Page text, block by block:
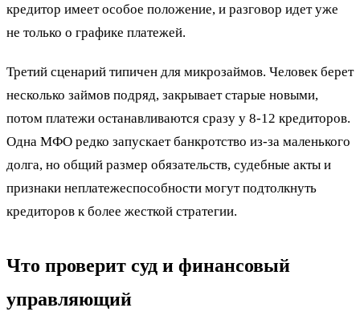
кредитор имеет особое положение, и разговор идет уже
не только о графике платежей.
Третий сценарий типичен для микрозаймов. Человек берет
несколько займов подряд, закрывает старые новыми,
потом платежи останавливаются сразу у 8-12 кредиторов.
Одна МФО редко запускает банкротство из-за маленького
долга, но общий размер обязательств, судебные акты и
признаки неплатежеспособности могут подтолкнуть
кредиторов к более жесткой стратегии.
Что проверит суд и финансовый
управляющий